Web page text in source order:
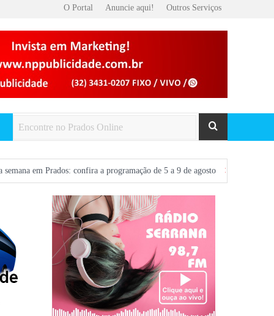
O Portal Anuncie aqui! Outros Serviços
confira a programação de 5 a 9 de agosto Voos entre São João del-